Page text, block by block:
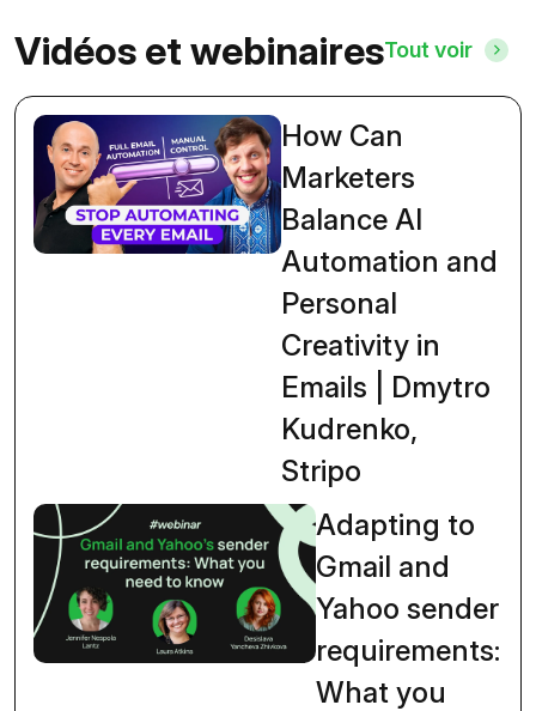
Vidéos et webinairesTout voir
How Can
Marketers
Balance AI
Automation and
Personal
Creativity in
Emails | Dmytro
Kudrenko,
Stripo
Adapting to
Gmail and
Yahoo sender
requirements:
What you